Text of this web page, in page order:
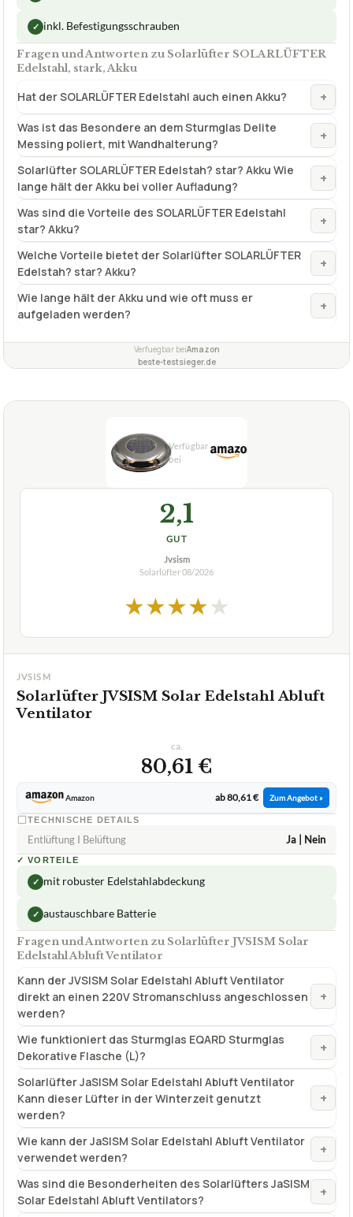
✓ inkl. Befestigungsschrauben
Fragen und Antworten zu Solarlüfter SOLARLÜFTER
Edelstahl, stark, Akku
Hat der SOLARLÜFTER Edelstahl auch einen Akku? +
Was ist das Besondere an dem Sturmglas Delite
Messing poliert, mit Wandhalterung?
+
Solarlüfter SOLARLÜFTER Edelstah? star? Akku Wie
lange hält der Akku bei voller Aufladung?
+
Was sind die Vorteile des SOLARLÜFTER Edelstahl
star? Akku?
+
Welche Vorteile bietet der Solarlüfter SOLARLÜFTER
Edelstah? star? Akku?
+
Wie lange hält der Akku und wie oft muss er
aufgeladen werden?
+
Verfuegbar beiAmazon
beste-testsieger.de
2,1
GUT
Jvsism
Solarlüfter08/2026
★★★★★
JVSISM
Solarlüfter JVSISM Solar Edelstahl Abluft
Ventilator
ca.
80,61 €
Amazon ab 80,61 € Zum Angebot »
TECHNISCHE DETAILS
Entlüftung I Belüftung Ja | Nein
✓ VORTEILE
✓ mit robuster Edelstahlabdeckung
✓ austauschbare Batterie
Fragen und Antworten zu Solarlüfter JVSISM Solar
Edelstahl Abluft Ventilator
Kann der JVSISM Solar Edelstahl Abluft Ventilator
direkt an einen 220V Stromanschluss angeschlossen
werden?
+
Wie funktioniert das Sturmglas EQARD Sturmglas
Dekorative Flasche (L)?
+
Solarlüfter JaSISM Solar Edelstahl Abluft Ventilator
Kann dieser Lüfter in der Winterzeit genutzt
werden?
+
Wie kann der JaSISM Solar Edelstahl Abluft Ventilator
verwendet werden?
+
Was sind die Besonderheiten des Solarlüfters JaSISM
Solar Edelstahl Abluft Ventilators?
+